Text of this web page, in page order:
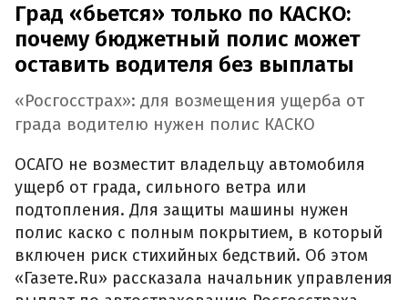
Град «бьется» только по КАСКО:
почему бюджетный полис может
оставить водителя без выплаты
«Росгосстрах»: для возмещения ущерба от
града водителю нужен полис КАСКО
ОСАГО не возместит владельцу автомобиля
ущерб от града, сильного ветра или
подтопления. Для защиты машины нужен
полис каско с полным покрытием, в который
включен риск стихийных бедствий. Об этом
«Газете.Ru» рассказала начальник управления